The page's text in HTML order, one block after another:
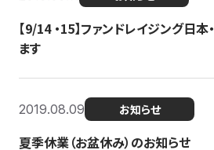
【9/14 ・15】ファンドレイジング日本
ます
2019.08.09 お知らせ
夏季休業（お盆休み）のお知らせ